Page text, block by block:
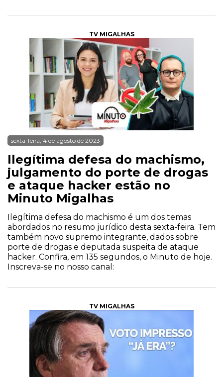
TV MIGALHAS
sexta-feira, 4 de agosto de 2023
Ilegítima defesa do machismo,
julgamento do porte de drogas
e ataque hacker estão no
Minuto Migalhas
Ilegítima defesa do machismo é um dos temas
abordados no resumo jurídico desta sexta-feira. Tem
também novo supremo integrante, dados sobre
porte de drogas e deputada suspeita de ataque
hacker. Confira, em 135 segundos, o Minuto de hoje.
Inscreva-se no nosso canal:
TV MIGALHAS